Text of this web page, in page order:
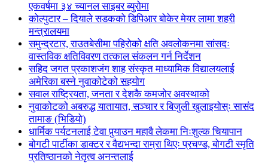
एकवर्षमा ३४ च्यानल साइबर ब्युरोमा
कोल्पुटार – दियाले सडकको डिपिआर बोकेर मेयर लामा शहरी
मन्त्रालयमा
समुन्द्रटार, राउतबेसीमा पहिरोको क्षति अवलोकनमा सांसदः
वास्तविक क्षतिविवरण तत्काल संकलन गर्न निर्देशन
सहिद जगत प्रकाशजंग शाह संस्कृत माध्यामिक विद्यालयलाई
अमेरिका बस्ने नुवाकोटेको सहयोग
सवाल राष्ट्रियता, जनता र देशकै कमजोर अवस्थाको
नुवाकोटको अबरुद्ध यातायात, सञ्चार र बिजुली खुलाइयोस्ः सासंद
तामाङ (भिडियो)
धार्मिक पर्यटनलाई टेवा पुर्‍याउन महावै लेकमा निःशुल्क चियापान
बोगटी पार्टीका डाक्टर र वैद्यभन्दा राम्रा थिएः प्रचण्ड, बोगटी स्मृति
प्रतिष्ठानको नेतृत्व अनन्तलाई